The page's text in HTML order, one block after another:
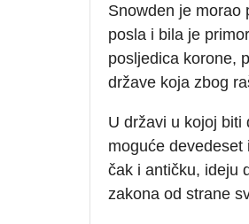
Snowden je morao
posla i bila je
posljedica korone,
države koja zbog
U državi u kojoj biti
moguće
čak i antičku, ideju
zakona od strane